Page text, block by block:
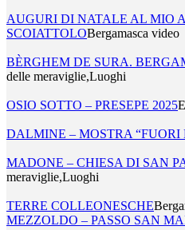
AUGURI DI NATALE AL MIO
SCOIATTOLOBergamasca video
BÈRGHEM DE SURA.
delle meraviglie,Luoghi
OSIO SOTTO – PRESEPE 2025
DALMINE – MOSTRA
MADONE – CHIESA DI SAN
meraviglie,Luoghi
TERRE COLLEONESCHE
MEZZOLDO – PASSO SAN